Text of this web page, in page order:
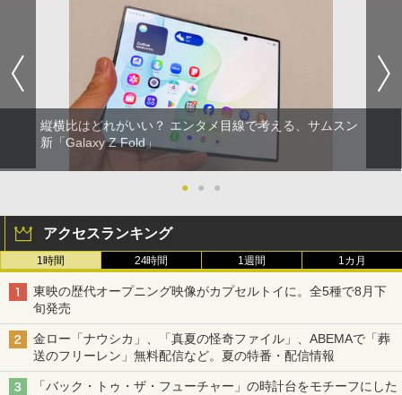
縦横比はどれがいい？ エンタメ目線で考える、サムスン
新「Galaxy Z Fold」
● ● ●
アクセスランキング
1時間 24時間 1週間 1カ月
東映の歴代オープニング映像がカプセルトイに。全5種で8月下
旬発売
金ロー「ナウシカ」、「真夏の怪奇ファイル」、ABEMAで「葬
送のフリーレン」無料配信など。夏の特番・配信情報
「バック・トゥ・ザ・フューチャー」の時計台をモチーフにした